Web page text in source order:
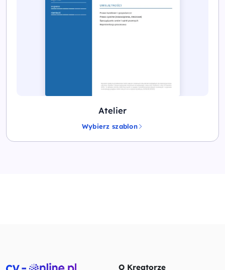
Atelier
Wybierz szablon
O Kreatorze